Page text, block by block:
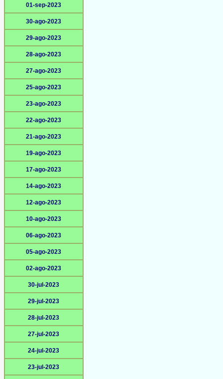
01-sep-2023
30-ago-2023
29-ago-2023
28-ago-2023
27-ago-2023
25-ago-2023
23-ago-2023
22-ago-2023
21-ago-2023
19-ago-2023
17-ago-2023
14-ago-2023
12-ago-2023
10-ago-2023
06-ago-2023
05-ago-2023
02-ago-2023
30-jul-2023
29-jul-2023
28-jul-2023
27-jul-2023
24-jul-2023
23-jul-2023